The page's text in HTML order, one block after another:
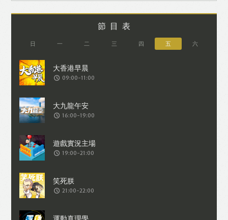
節目表
日 一 二 三 四 五 六
09:00-11:00
16:00-19:00
19:00-21:00
21:00-22:00